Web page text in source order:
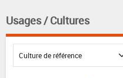
Usages / Cultures